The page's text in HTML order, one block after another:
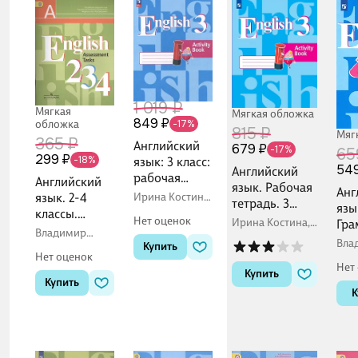
Мягкая
обложка
365 ₽
299 ₽ -18%
Английский
язык. 2-4
классы.
Контрольные
Владимир
Нет оценок
Купить
1 019 ₽
849 ₽ -17%
Английский
язык: 3 класс:
рабочая
тетрадь:
пособие
Ирина Костина,
Кузовлев,
Наталья Лапа
Нет оценок
Купить
Мягкая обложка
815 ₽
679 ₽ -17%
Английский
язык. Рабочая
тетрадь. 3
класс
Ирина Костина,
Кузовлев,
Наталья Лапа
Купить
й
Нет